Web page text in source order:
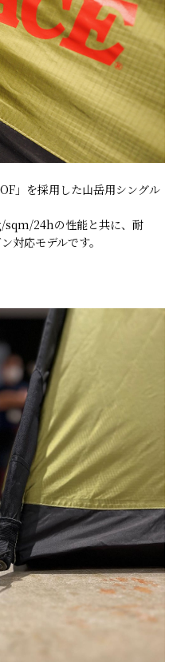
」を採用した山岳用シングル
24hの性能と共に、耐
対応モデルです。